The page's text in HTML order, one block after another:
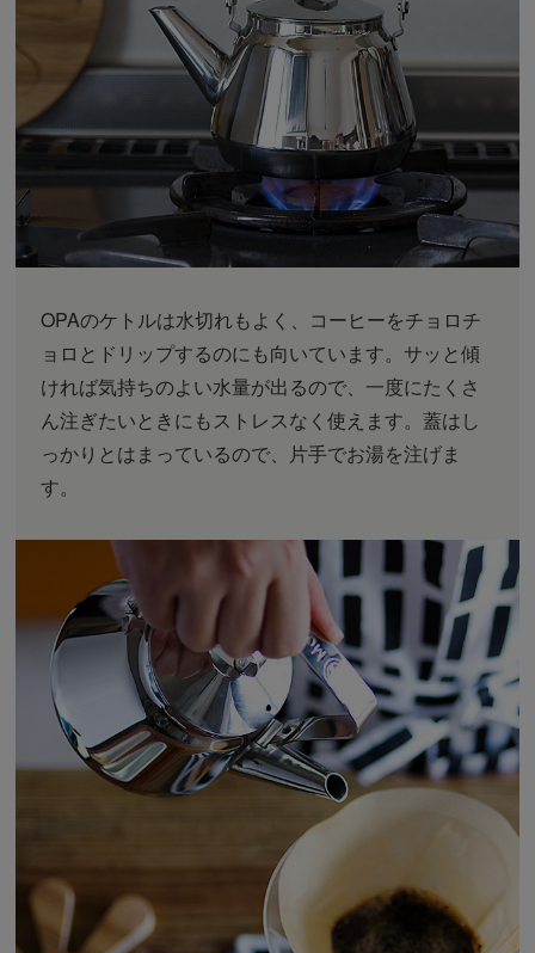
OPAのケトルは水切れもよく、コーヒーをチョロチ
ョロとドリップするのにも向いています。サッと傾
ければ気持ちのよい水量が出るので、一度にたくさ
ん注ぎたいときにもストレスなく使えます。蓋はし
っかりとはまっているので、片手でお湯を注げま
す。